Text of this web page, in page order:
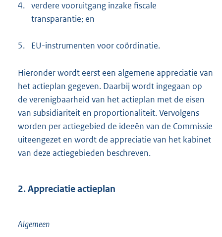
4. verdere vooruitgang inzake fiscale
transparantie; en
5. EU-instrumenten voor coördinatie.
Hieronder wordt eerst een algemene appreciatie van
het actieplan gegeven. Daarbij wordt ingegaan op
de verenigbaarheid van het actieplan met de eisen
van subsidiariteit en proportionaliteit. Vervolgens
worden per actiegebied de ideeën van de Commissie
uiteengezet en wordt de appreciatie van het kabinet
van deze actiegebieden beschreven.
2. Appreciatie actieplan
Algemeen